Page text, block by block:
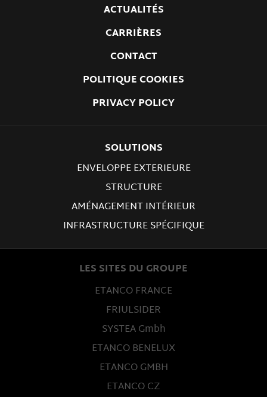
ACTUALITÉS
CARRIÈRES
CONTACT
POLITIQUE COOKIES
PRIVACY POLICY
SOLUTIONS
ENVELOPPE EXTERIEURE
STRUCTURE
AMÉNAGEMENT INTÉRIEUR
INFRASTRUCTURE SPÉCIFIQUE
LES SITES DU GROUPE
ETANCO FRANCE
FRIULSIDER
SYSTEA Gmbh
ETANCO BENELUX
ETANCO GMBH
ETANCO CZ